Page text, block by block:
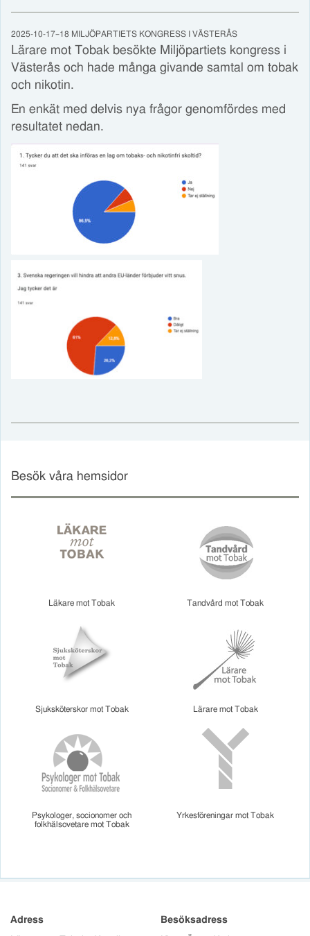
2025-10-17–18 MILJÖPARTIETS KONGRESS I VÄSTERÅS
Lärare mot Tobak besökte Miljöpartiets kongress i
Västerås och hade många givande samtal om tobak
och nikotin.
En enkät med delvis nya frågor genomfördes med
resultatet nedan.
Besök våra hemsidor
Läkare mot Tobak Tandvård mot Tobak
Sjuksköterskor mot Tobak Lärare mot Tobak
Psykologer, socionomer och
folkhälsovetare mot Tobak
Yrkesföreningar mot Tobak
Adress Besöksadress